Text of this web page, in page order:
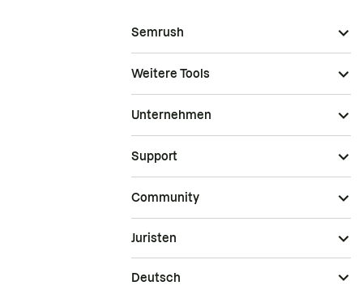
Semrush
Weitere Tools
Unternehmen
Support
Community
Juristen
Deutsch